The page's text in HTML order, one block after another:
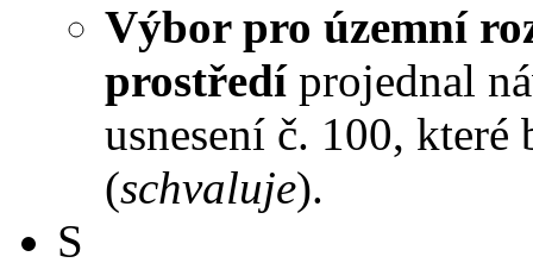
Výbor pro územní
prostředíprojednal
usnesení č. 100,
(schvaluje).
S